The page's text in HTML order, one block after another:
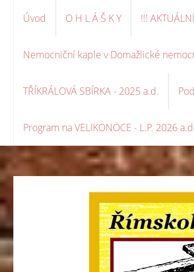
Úvod O H L Á Š K Y !!!
Nemocniční kaple v Domažlické
TŘÍKRÁLOVÁ SBÍRKA - 2025 a.d.
Program na VELIKONOCE - L.P. 2026